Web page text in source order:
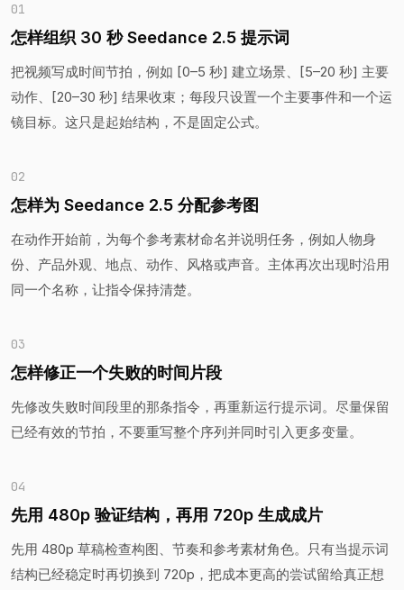
01
怎样组织 30 秒 Seedance 2.5 提示词
把视频写成时间节拍，例如 [0–5 秒] 建立场景、[5–20 秒] 主要
动作、[20–30 秒] 结果收束；每段只设置一个主要事件和一个运
镜目标。这只是起始结构，不是固定公式。
02
怎样为 Seedance 2.5 分配参考图
在动作开始前，为每个参考素材命名并说明任务，例如人物身
份、产品外观、地点、动作、风格或声音。主体再次出现时沿用
同一个名称，让指令保持清楚。
03
怎样修正一个失败的时间片段
先修改失败时间段里的那条指令，再重新运行提示词。尽量保留
已经有效的节拍，不要重写整个序列并同时引入更多变量。
04
先用 480p 验证结构，再用 720p 生成成片
先用 480p 草稿检查构图、节奏和参考素材角色。只有当提示词
结构已经稳定时再切换到 720p，把成本更高的尝试留给真正想